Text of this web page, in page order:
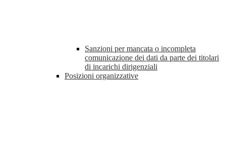
Sanzioni per mancata o incompleta
comunicazione dei dati da parte dei titolari
di incarichi dirigenziali
Posizioni organizzative